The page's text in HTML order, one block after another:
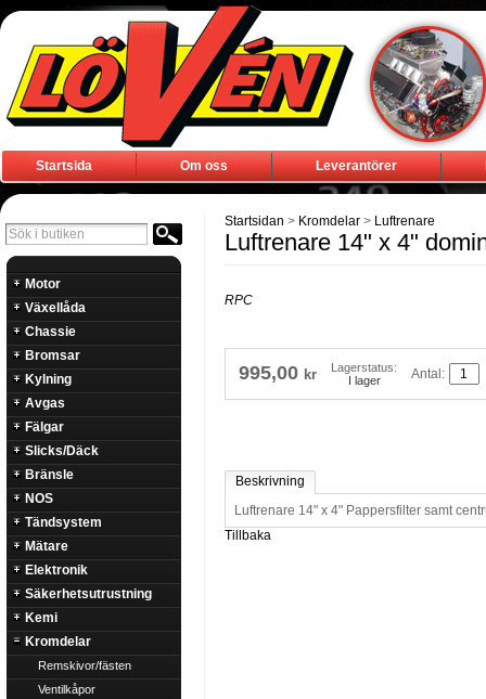
Startsida Om oss Leverantörer
Motor
Växellåda
Chassie
Bromsar
Kylning
Avgas
Fälgar
Slicks/Däck
Bränsle
NOS
Tändsystem
Mätare
Elektronik
Säkerhetsutrustning
Kemi
Kromdelar
Remskivor/fästen
Ventilkåpor
Startsidan > Kromdelar > Luftrenare
Luftrenare 14" x 4"
RPC
995,00 kr
Lagerstatus:
I lager
Antal:
Beskrivning
Luftrenare 14" x 4" Pappersfilter samt
Tillbaka